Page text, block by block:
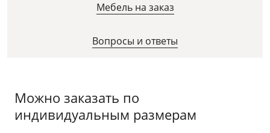
Мебель на заказ
Вопросы и ответы
Можно заказать по
индивидуальным размерам